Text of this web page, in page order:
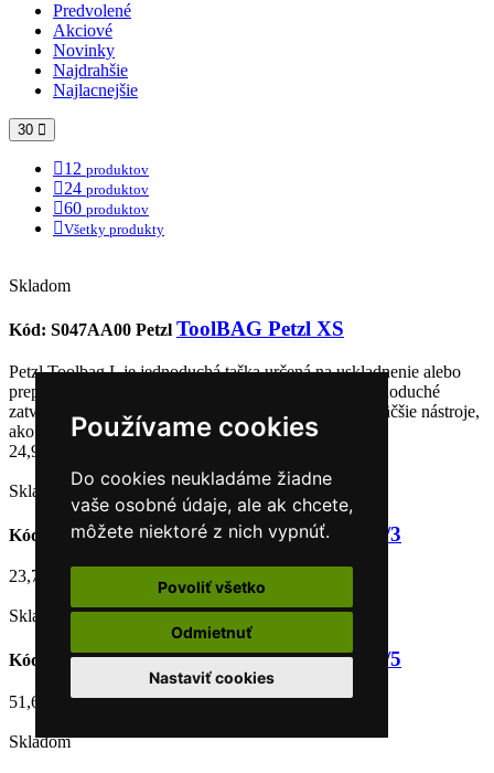
Používame cookies
Do cookies neukladáme žiadne
vaše osobné údaje, ale ak chcete,
môžete niektoré z nich vypnúť.
Povoliť všetko
Odmietnuť
Nastaviť cookies
Predvolené
Akciové
Novinky
Najdrahšie
Najlacnejšie
30
12 produktov
24 produktov
60 produktov
Všetky produkty
Skladom
Kód: S047AA00 Petzl ToolBAG Petzl XS
Petzl Toolbag L je jednoduchá taška určená na uskladnenie alebo
prepravu pracovného vybavenia. Klipy umožňujú jednoduché
zatváranie počas prepravy. Veľkosť L je vhodná pre väčšie nástroje,
ako sú kladivá alebo laná.
24,90 €
Skladom
Kód: ZWA001Rock Empire Kotviaca doska 1/3
23,70 €
Skladom
Kód: ZWA018Rock EmpireKotviaca doska 3/5
51,65 €
Skladom